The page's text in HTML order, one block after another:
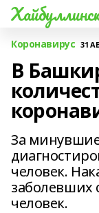
Коронавирус 31
В
За минувшие
человек.
заболевших
человек.